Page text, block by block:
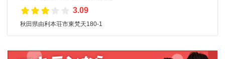
3.09
秋田県由利本荘市東梵天180-1